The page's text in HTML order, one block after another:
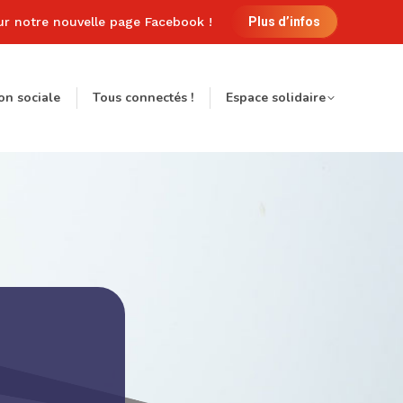
notre nouvelle page Facebook ! Plus d’infos
sociale Tous connectés ! Espace solidaire